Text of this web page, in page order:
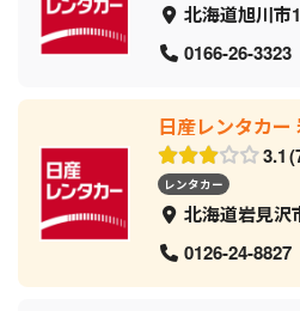
北海道旭川市
0166-26-3323
日産レンタカー
3.1
レンタカー
北海道岩見沢
0126-24-8827